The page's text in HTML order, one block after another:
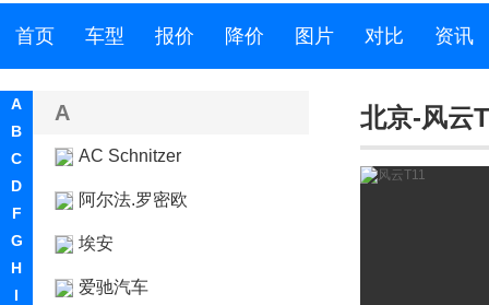
首页 车型 报价 降价 图片 对比 资讯
A
B
C
D
F
G
H
I
A
AC Schnitzer
阿尔法.罗密欧
埃安
爱驰汽车
北京-风云